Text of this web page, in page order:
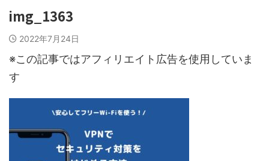
img_1363
2022年7月24日
※この記事ではアフィリエイト広告を使用していま
す